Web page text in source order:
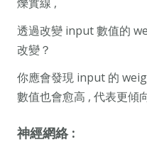
透過改變 input 數值的
改變？
你應會發現 input 的
數值也會愈高 , 代表更傾
神經網絡 :